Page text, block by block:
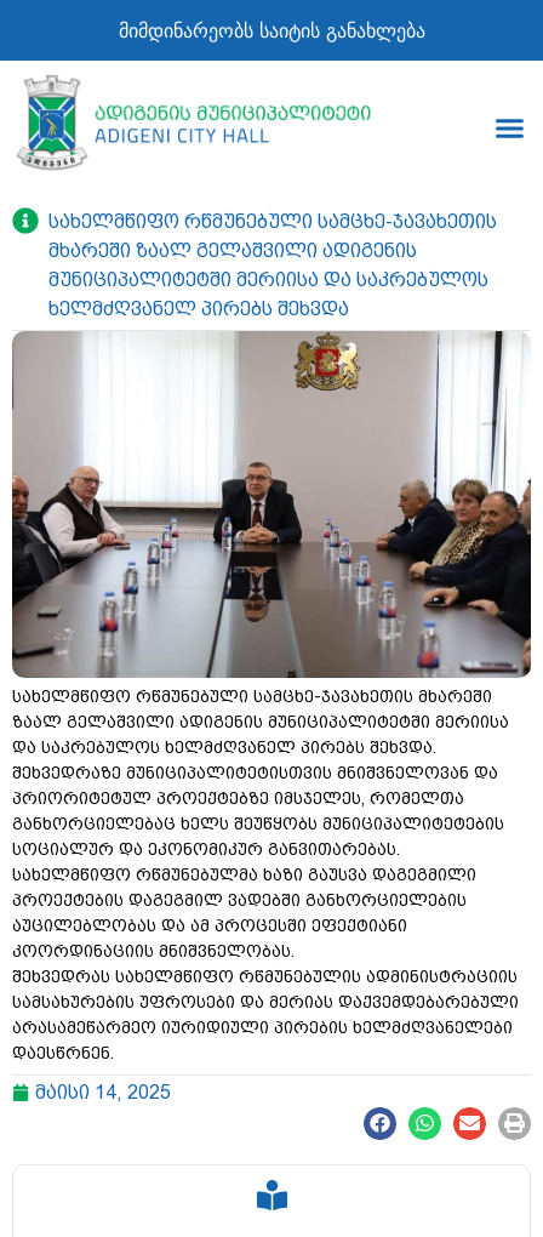
მიმდინარეობს საიტის განახლება
სახელმწიფო რწმუნებული სამცხე-ჯავახეთის
მხარეში ზაალ გელაშვილი ადიგენის
მუნიციპალიტეტში მერიისა და საკრებულოს
ხელმძღვანელ პირებს შეხვდა
სახელმწიფო რწმუნებული სამცხე-ჯავახეთის მხარეში
ზაალ გელაშვილი ადიგენის მუნიციპალიტეტში მერიისა
და საკრებულოს ხელმძღვანელ პირებს შეხვდა.
შეხვედრაზე მუნიციპალიტეტისთვის მნიშვნელოვან და
პრიორიტეტულ პროექტებზე იმსჯელეს, რომელთა
განხორციელებაც ხელს შეუწყობს მუნიციპალიტეტების
სოციალურ და ეკონომიკურ განვითარებას.
სახელმწიფო რწმუნებულმა ხაზი გაუსვა დაგეგმილი
პროექტების დაგეგმილ ვადებში განხორციელების
აუცილებლობას და ამ პროცესში ეფექტიანი
კოორდინაციის მნიშვნელობას.
შეხვედრას სახელმწიფო რწმუნებულის ადმინისტრაციის
სამსახურების უფროსები და მერიას დაქვემდებარებული
არასამეწარმეო იურიდიული პირების ხელმძღვანელები
დაესწრნენ.
მაისი 14, 2025